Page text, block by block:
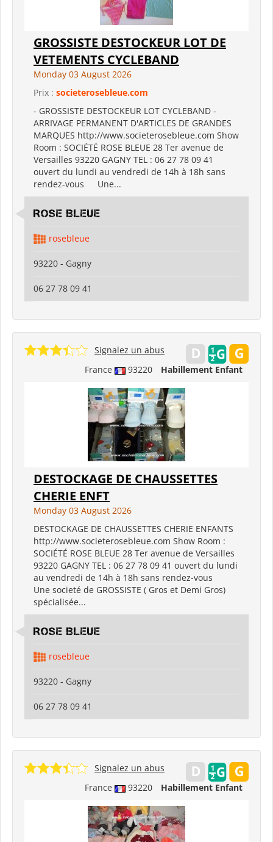
GROSSISTE DESTOCKEUR LOT DE
VETEMENTS CYCLEBAND
Monday 03 August 2026
Prix : societerosebleue.com
- GROSSISTE DESTOCKEUR LOT CYCLEBAND -
ARRIVAGE PERMANENT D'ARTICLES DE GRANDES
MARQUES http://www.societerosebleue.com Show
Room : SOCIÉTÉ ROSE BLEUE 28 Ter avenue de
Versailles 93220 GAGNY TEL : 06 27 78 09 41
ouvert du lundi au vendredi de 14h à 18h sans
rendez-vous Une...
ROSE BLEUE
rosebleue
93220 - Gagny
06 27 78 09 41
France 93220 Habillement Enfant
Signalez un abus
DESTOCKAGE DE CHAUSSETTES
CHERIE ENFT
Monday 03 August 2026
DESTOCKAGE DE CHAUSSETTES CHERIE ENFANTS
http://www.societerosebleue.com Show Room :
SOCIÉTÉ ROSE BLEUE 28 Ter avenue de Versailles
93220 GAGNY TEL : 06 27 78 09 41 ouvert du lundi
au vendredi de 14h à 18h sans rendez-vous
Une societé de GROSSISTE ( Gros et Demi Gros)
spécialisée...
ROSE BLEUE
rosebleue
93220 - Gagny
06 27 78 09 41
France 93220 Habillement Enfant
Signalez un abus